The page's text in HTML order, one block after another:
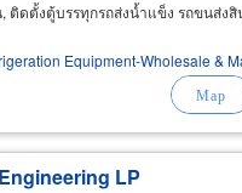
ติดตั้งตู้บรรทุกรถส่งน้ำแข็ง รถขนส่ง
Equipment-Wholesale &
LP